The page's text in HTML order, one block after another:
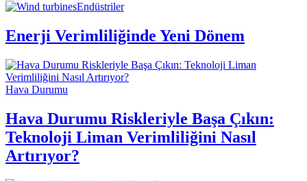
Endüstriler
Enerji Verimliliğinde Yeni Dönem
Hava Durumu
Hava Durumu Riskleriyle Başa Çıkın:
Teknoloji Liman Verimliliğini Nasıl
Artırıyor?